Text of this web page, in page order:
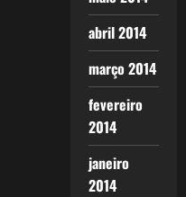
abril 2014
março 2014
fevereiro
2014
janeiro
2014